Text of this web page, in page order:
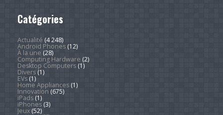
Catégories
Actualité (4 248)
Android Phones(12)
À la une (28)
Computing Hardware (2)
Desktop Computers(1)
Divers(1)
EVs(1)
Home Appliances(1)
Innovation (675)
iPads(1)
iPhones(3)
Jeux(52)